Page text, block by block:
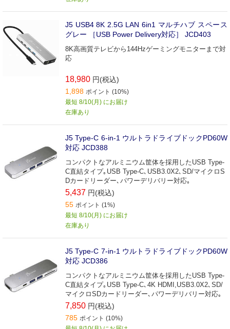
J5 USB4 8K 2.5G LAN 6in1 マルチハブ スペース
グレー ［USB Power Delivery対応］ JCD403
8K高画質テレビから144Hzゲーミングモニターまで対
応
18,980 円(税込)
1,898 ポイント (10%)
最短 8/10(月) にお届け
在庫あり
J5 Type-C 6-in-1 ウルトラドライブドックPD60W
対応 JCD388
コンパクトなアルミニウム筐体を採用したUSB Type-
C直結タイプ｡USB Type-C､USB3.0X2､SD/マイクロS
Dカードリーダー､パワーデリバリー対応｡
5,437 円(税込)
55 ポイント (1%)
最短 8/10(月) にお届け
在庫あり
J5 Type-C 7-in-1 ウルトラドライブドックPD60W
対応 JCD386
コンパクトなアルミニウム筐体を採用したUSB Type-
C直結タイプ｡USB Type-C､4K HDMI,USB3.0X2､SD/
マイクロSDカードリーダー､パワーデリバリー対応｡
7,850 円(税込)
785 ポイント (10%)